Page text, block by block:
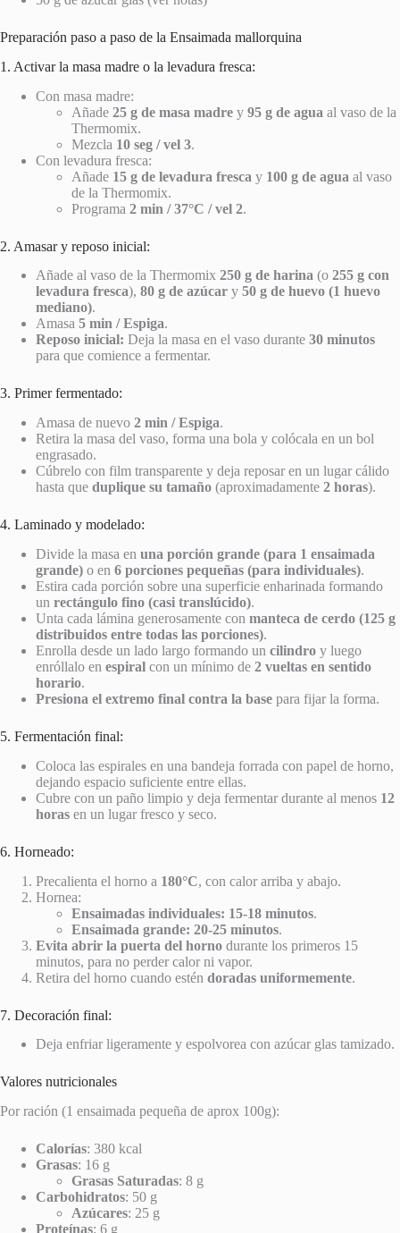
Preparación paso a paso de la Ensaimada mallorquina
1. Activar la masa madre o la levadura fresca:
Con masa madre:
Añade 25 g de masa madre y 95 g de agua al vaso de la
Thermomix.
Mezcla 10 seg / vel 3.
Con levadura fresca:
Añade 15 g de levadura fresca y 100 g de agua al vaso
de la Thermomix.
Programa 2 min / 37°C / vel 2.
2. Amasar y reposo inicial:
Añade al vaso de la Thermomix 250 g de harina (o 255 g con
levadura fresca), 80 g de azúcar y 50 g de huevo (1 huevo
mediano).
Amasa 5 min / Espiga.
Reposo inicial: Deja la masa en el vaso durante 30 minutos
para que comience a fermentar.
3. Primer fermentado:
Amasa de nuevo 2 min / Espiga.
Retira la masa del vaso, forma una bola y colócala en un bol
engrasado.
Cúbrelo con film transparente y deja reposar en un lugar cálido
hasta que duplique su tamaño (aproximadamente 2 horas).
4. Laminado y modelado:
Divide la masa en una porción grande (para 1 ensaimada
grande) o en 6 porciones pequeñas (para individuales).
Estira cada porción sobre una superficie enharinada formando
un rectángulo fino (casi translúcido).
Unta cada lámina generosamente con manteca de cerdo (125 g
distribuidos entre todas las porciones).
Enrolla desde un lado largo formando un cilindro y luego
enróllalo en espiral con un mínimo de 2 vueltas en sentido
horario.
Presiona el extremo final contra la base para fijar la forma.
5. Fermentación final:
Coloca las espirales en una bandeja forrada con papel de horno,
dejando espacio suficiente entre ellas.
Cubre con un paño limpio y deja fermentar durante al menos 12
horas en un lugar fresco y seco.
6. Horneado:
Precalienta el horno a 180°C, con calor arriba y abajo.
Hornea:
Ensaimadas individuales: 15-18 minutos.
Ensaimada grande: 20-25 minutos.
Evita abrir la puerta del horno durante los primeros 15
minutos, para no perder calor ni vapor.
Retira del horno cuando estén doradas uniformemente.
7. Decoración final:
Deja enfriar ligeramente y espolvorea con azúcar glas tamizado.
Valores nutricionales
Por ración (1 ensaimada pequeña de aprox 100g):
Calorías: 380 kcal
Grasas: 16 g
Grasas Saturadas: 8 g
Carbohidratos: 50 g
Azúcares: 25 g
Proteínas: 6 g